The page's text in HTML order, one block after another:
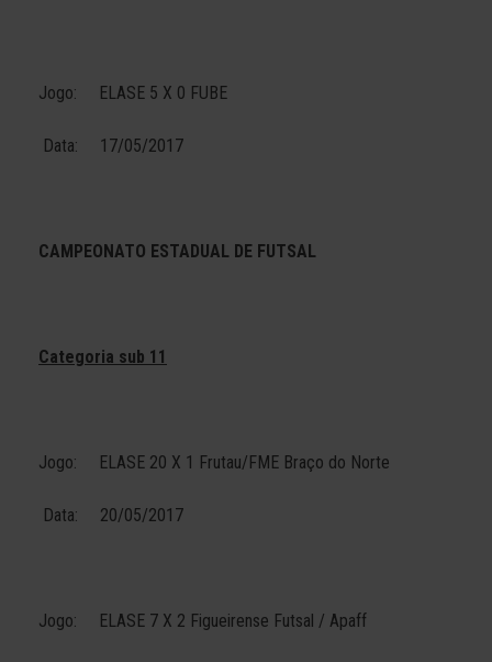
Jogo: ELASE 5 X 0 FUBE
Data: 17/05/2017
CAMPEONATO ESTADUAL DE FUTSAL
Categoria sub 11
Jogo: ELASE 20 X 1 Frutau/FME Braço do Norte
Data: 20/05/2017
Jogo: ELASE 7 X 2 Figueirense Futsal / Apaff